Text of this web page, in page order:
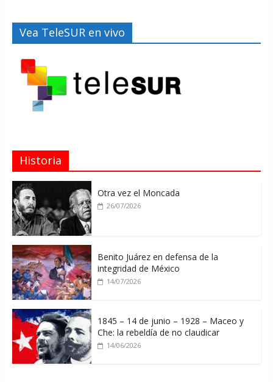
Vea TeleSUR en vivo
Historia
Otra vez el Moncada
26/07/2026
Benito Juárez en defensa de la
integridad de México
14/07/2026
1845 – 14 de junio – 1928 – Maceo y
Che: la rebeldía de no claudicar
14/06/2026